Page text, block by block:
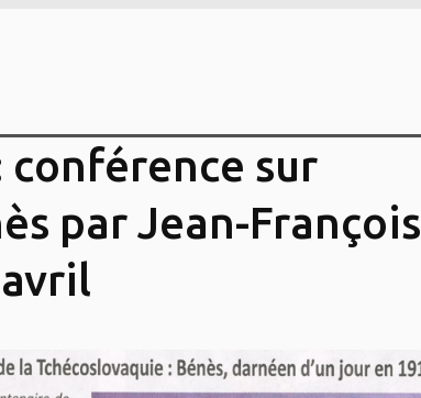
conférence sur
par Jean-François